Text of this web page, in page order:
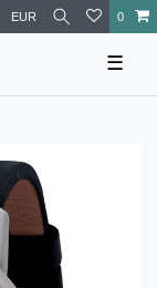
EUR 0
☰